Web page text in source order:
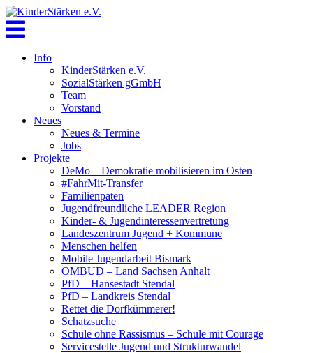
Skip
to
content
Info
KinderStärken e.V.
SozialStärken gGmbH
Team
Vorstand
Neues
Neues & Termine
Jobs
Projekte
DeMo – Demokratie mobilisieren im Osten
#FahrMit-Transfer
Familienpaten
Jugendfreundliche LEADER Region
Kinder- & Jugendinteressenvertretung
Landeszentrum Jugend + Kommune
Menschen helfen
Mobile Jugendarbeit Bismark
OMBUD – Land Sachsen Anhalt
PfD – Hansestadt Stendal
PfD – Landkreis Stendal
Rettet die Dorfkümmerer!
Schatzsuche
Schule ohne Rassismus – Schule mit Courage
Servicestelle Jugend und Strukturwandel